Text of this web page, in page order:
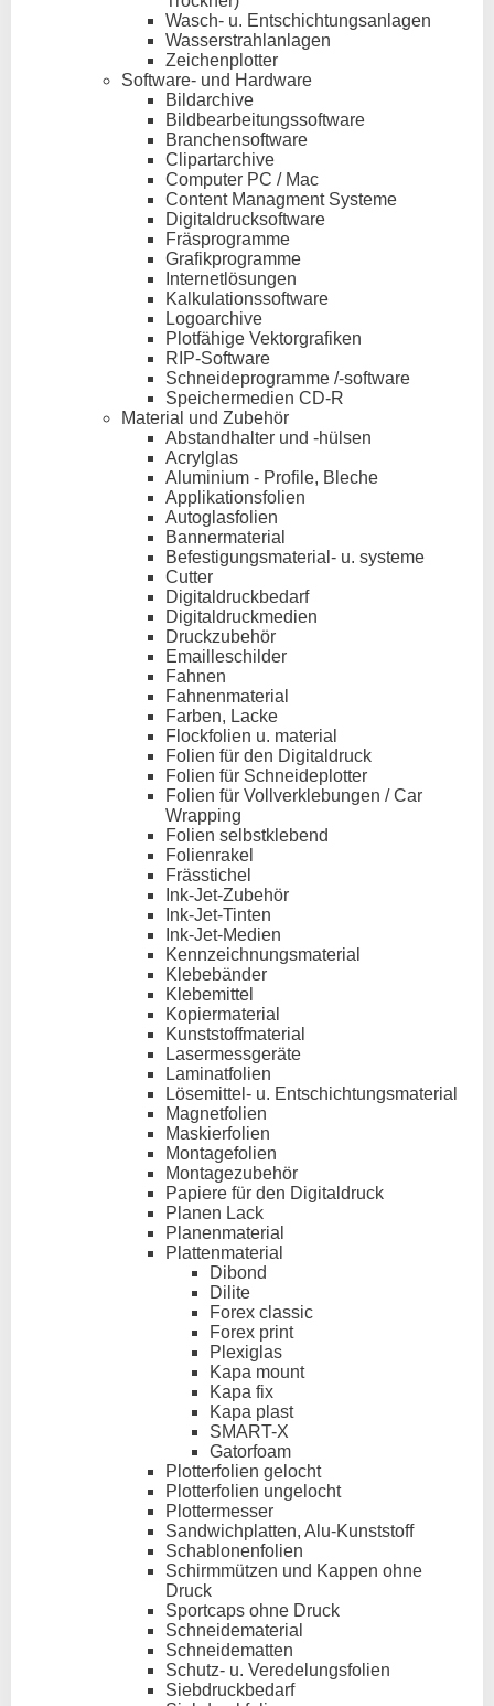
Wasch- u. Entschichtungsanlagen
Wasserstrahlanlagen
Zeichenplotter
Software- und Hardware
Bildarchive
Bildbearbeitungssoftware
Branchensoftware
Clipartarchive
Computer PC / Mac
Content Managment Systeme
Digitaldrucksoftware
Fräsprogramme
Grafikprogramme
Internetlösungen
Kalkulationssoftware
Logoarchive
Plotfähige Vektorgrafiken
RIP-Software
Schneideprogramme /-software
Speichermedien CD-R
Material und Zubehör
Abstandhalter und -hülsen
Acrylglas
Aluminium - Profile, Bleche
Applikationsfolien
Autoglasfolien
Bannermaterial
Befestigungsmaterial- u. systeme
Cutter
Digitaldruckbedarf
Digitaldruckmedien
Druckzubehör
Emailleschilder
Fahnen
Fahnenmaterial
Farben, Lacke
Flockfolien u. material
Folien für den Digitaldruck
Folien für Schneideplotter
Folien für Vollverklebungen / Car
Wrapping
Folien selbstklebend
Folienrakel
Frässtichel
Ink-Jet-Zubehör
Ink-Jet-Tinten
Ink-Jet-Medien
Kennzeichnungsmaterial
Klebebänder
Klebemittel
Kopiermaterial
Kunststoffmaterial
Lasermessgeräte
Laminatfolien
Lösemittel- u. Entschichtungsmaterial
Magnetfolien
Maskierfolien
Montagefolien
Montagezubehör
Papiere für den Digitaldruck
Planen Lack
Planenmaterial
Plattenmaterial
Dibond
Dilite
Forex classic
Forex print
Plexiglas
Kapa mount
Kapa fix
Kapa plast
SMART-X
Gatorfoam
Plotterfolien gelocht
Plotterfolien ungelocht
Plottermesser
Sandwichplatten, Alu-Kunststoff
Schablonenfolien
Schirmmützen und Kappen ohne
Druck
Sportcaps ohne Druck
Schneidematerial
Schneidematten
Schutz- u. Veredelungsfolien
Siebdruckbedarf